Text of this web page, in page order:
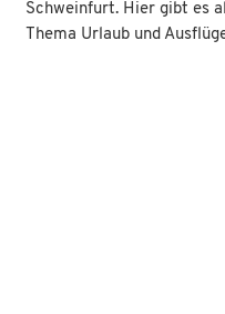
Schweinfurt. Hier gibt es
Thema Urlaub und